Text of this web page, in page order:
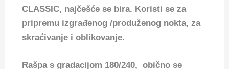
CLASSIC, najčešće se bira. Koristi se za
pripremu izgrađenog /produženog nokta, za
skraćivanje i oblikovanje.
Rašpa s gradacijom 180/240, obično se